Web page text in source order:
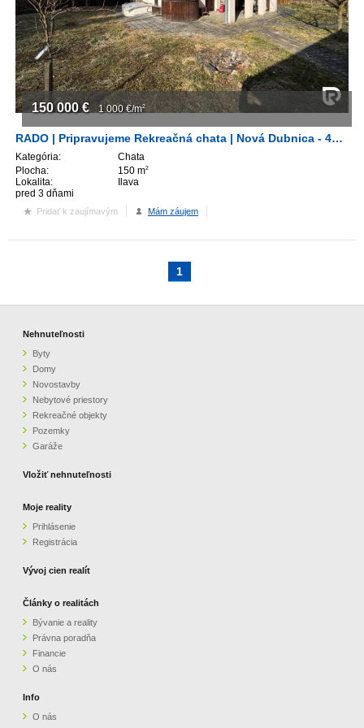
ZVÝRAZNENIE REALITNÝCH INZERÁTOV
REKLAMA
PARTNERI
KONTAKT
RADO | Pripravujeme Rekreačná chata | Nová Dubnica - 400m2 pozemok
Kategória:
Chata
Plocha:
150 m2
Lokalita:
Ilava
pred 3 dňami
150 000 € 1 000 €/m2
Pridať k zaujímavým Mám záujem
1
Nehnuteľnosti
Byty
Domy
Novostavby
Nebytové priestory
Rekreačné objekty
Pozemky
Garáže
Vložiť nehnuteľnosti
Moje reality
Prihlásenie
Registrácia
Vývoj cien realít
Články o realitách
Bývanie a reality
Právna poradňa
Financie
O nás
Info
O nás